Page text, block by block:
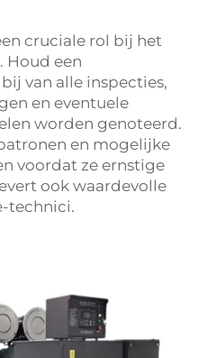
cruciale rol bij het
Houd een
van alle inspecties,
en eventuele
worden genoteerd.
en mogelijke
voordat ze ernstige
ook waardevolle
technici.